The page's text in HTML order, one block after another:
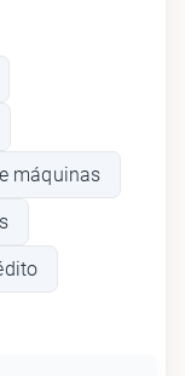
máquinas